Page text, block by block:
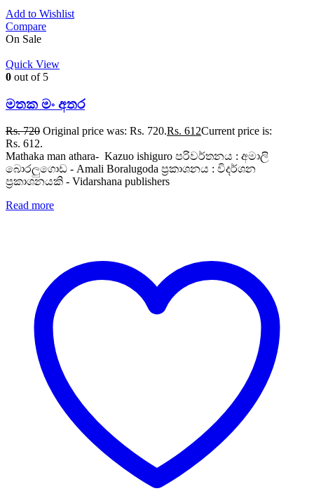
Add to Wishlist
Compare
On Sale
Quick View
0 out of 5
මතක මං අතර
Rs.720 Original price was: Rs. 720.Rs. 612Current price is:
Rs. 612.
Mathaka man athara- Kazuo ishiguro පරිවර්තනය : අමාලි
බොරලුගොඩ - Amali Boralugoda ප්‍රකාශනය : විදර්ශන
ප්‍රකාශනයකි - Vidarshana publishers
Read more